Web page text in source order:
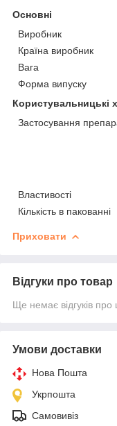
Основні
Виробник
Країна виробник
Вага
Форма випуску
Користувальницькі
Застосування
Властивості
Кількість в пакованні
Приховати
Відгуки про товар
Ще немає відгуків про
Умови доставки
Нова Пошта
Укрпошта
Самовивіз